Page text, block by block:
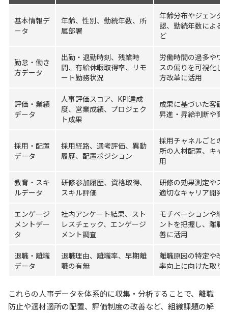
基本情報デ
ータ
年齢、性別、勤続年数、所
属部署
年齢分布やジェンダ
認、勤続年数による
ど
勤怠・働き
方データ
出勤・退勤時刻、残業時
間、有給休暇取得率、リモ
ート勤務状況
労働時間の過多やワ
スの偏りを可視化し
方改革に活用
評価・業績
データ
人事評価スコア、KPI達成
度、営業成績、プロジェク
ト成果
成果に基づいた客観
昇進・昇給判断や育
採用・配置
データ
採用経路、選考評価、異動
履歴、配置ポジション
採用チャネルごとの
所の人材配置、キャ
用
教育・スキ
ルデータ
研修参加履歴、資格取得、
スキル評価
研修の効果測定やス
適切なキャリア開発
エンゲージ
メントデー
タ
社内アンケート結果、スト
レスチェック、エンゲージ
メント調査
モチベーションや組
ントを把握し、離職
善に活用
退職・離職
データ
退職理由、離職率、早期離
職の有無
離職原因の特定や改
率向上に向けた取り
これらの人事データを体系的に収集・分析することで、離職
防止や適材適所の配置、評価制度の改善など、組織課題の解